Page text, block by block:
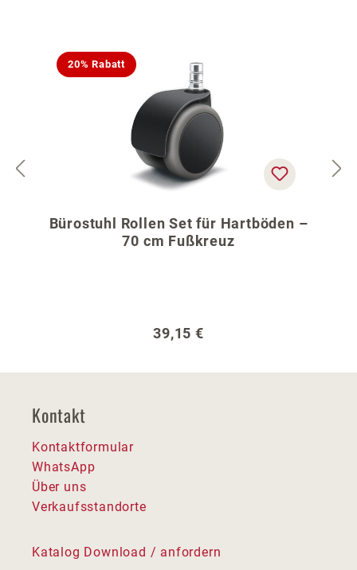
20% Rabatt
Bürostuhl Rollen Set für Hartböden –
70 cm Fußkreuz
Regulärer Preis:
39,15 €
Kontakt
Kontaktformular
WhatsApp
Über uns
Verkaufsstandorte
Katalog Download / anfordern